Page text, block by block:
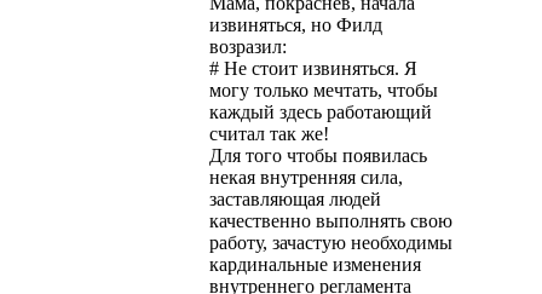
извиняться, но Филд
возразил:
# Не стоит извиняться. Я
могу только мечтать, чтобы
каждый здесь работающий
считал так же!
Для того чтобы появилась
некая внутренняя сила,
заставляющая людей
качественно выполнять свою
работу, зачастую необходимы
кардинальные изменения
внутреннего регламента